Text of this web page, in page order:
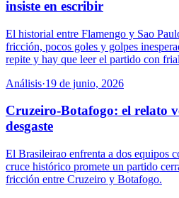
insiste en escribir
El historial entre Flamengo y Sao
fricción, pocos goles y golpes
repite y hay que leer el partido con
Análisis·19 de junio, 2026
Cruzeiro-Botafogo: el relato
desgaste
El Brasileirao enfrenta a dos equipos
cruce histórico promete un partido
fricción entre Cruzeiro y Botafogo.